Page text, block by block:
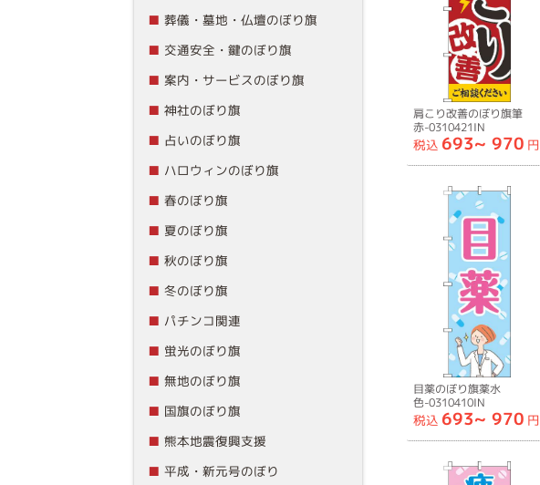
葬儀・墓地・仏壇のぼり旗
交通安全・鍵のぼり旗
案内・サービスのぼり旗
神社のぼり旗
占いのぼり旗
ハロウィンのぼり旗
春のぼり旗
夏のぼり旗
秋のぼり旗
冬のぼり旗
パチンコ関連
蛍光のぼり旗
無地のぼり旗
国旗のぼり旗
熊本地震復興支援
平成・新元号のぼり
肩こり改善のぼり旗筆
赤-0310421IN
税込 693~ 970 円
目薬のぼり旗薬水
色-0310410IN
税込 693~ 970 円